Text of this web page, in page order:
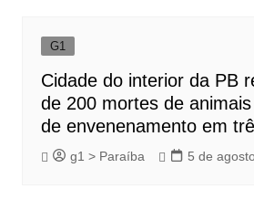
G1
Cidade do interior da PB
de 200 mortes de
de envenenamento em
g1 > Paraíba 5 de